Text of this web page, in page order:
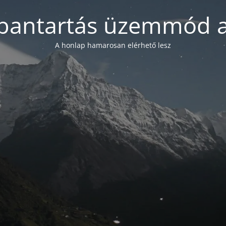
üzemmód
A honlap hamarosan elérhető lesz